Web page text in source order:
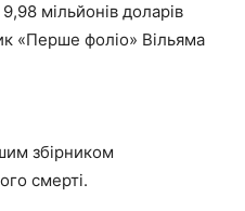
мільйонів доларів
«Перше фоліо» Вільяма
збірником
смерті.